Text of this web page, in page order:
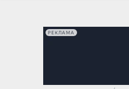
РЕКЛАМА